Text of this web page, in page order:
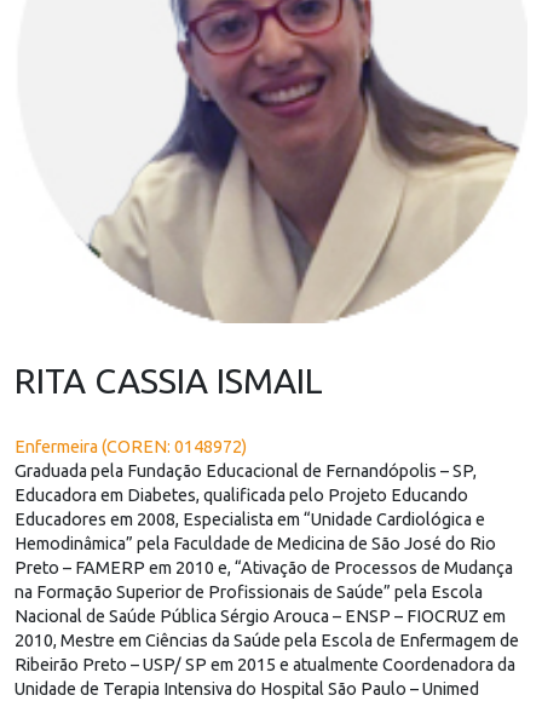
RITA CASSIA ISMAIL
Enfermeira (COREN: 0148972)
Graduada pela Fundação Educacional de Fernandópolis – SP,
Educadora em Diabetes, qualificada pelo Projeto Educando
Educadores em 2008, Especialista em “Unidade Cardiológica e
Hemodinâmica” pela Faculdade de Medicina de São José do Rio
Preto – FAMERP em 2010 e, “Ativação de Processos de Mudança
na Formação Superior de Profissionais de Saúde” pela Escola
Nacional de Saúde Pública Sérgio Arouca – ENSP – FIOCRUZ em
2010, Mestre em Ciências da Saúde pela Escola de Enfermagem de
Ribeirão Preto – USP/ SP em 2015 e atualmente Coordenadora da
Unidade de Terapia Intensiva do Hospital São Paulo – Unimed